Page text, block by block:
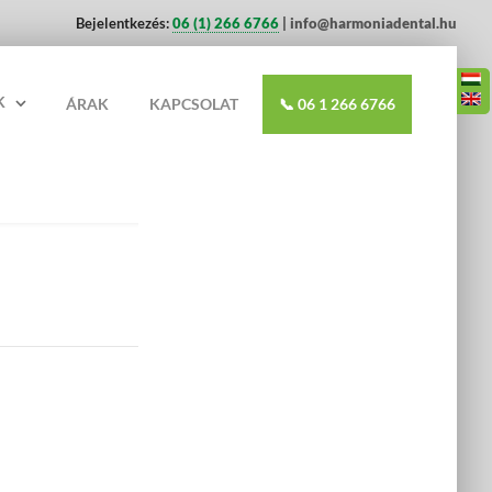
Bejelentkezés:06 (1) 266 6766| info@harmoniadental.hu
ÁRAK KAPCSOLAT 📞 06 1 266 6766